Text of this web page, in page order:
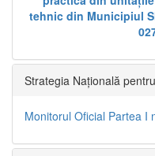
tehnic din Municipiul
Strategia Națională
Monitorul Oficial Partea I